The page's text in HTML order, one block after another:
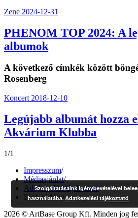
Zene 2024-12-31
PHENOM TOP 2024: A
albumok
A következő címkék között
Rosenberg
Koncert 2018-12-10
Legújabb albumát hozza
Akvárium Klubba
1/1
Impresszum/
Médiaajánlat/
Adatkezelési tájékoztató/
Sütik törlése/
2026 © ArtBase Group Kft. Minden jog
Szolgáltatásaink igénybevételével
használatába.Adatkezelési tájékoztató